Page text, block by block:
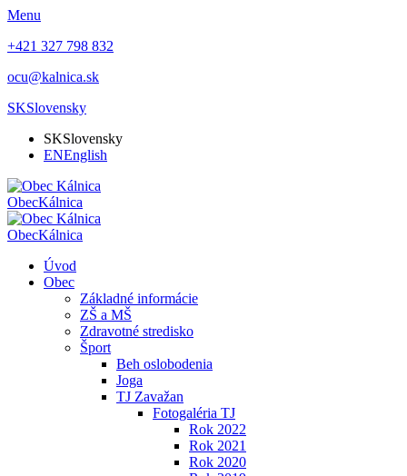
Menu
+421 327 798 832
ocu@kalnica.sk
SKSlovensky
SKSlovensky
ENEnglish
ObecKálnica
ObecKálnica
Úvod
Obec
Základné informácie
ZŠ a MŠ
Zdravotné stredisko
Šport
Beh oslobodenia
Joga
TJ Zavažan
Fotogaléria TJ
Rok 2022
Rok 2021
Rok 2020